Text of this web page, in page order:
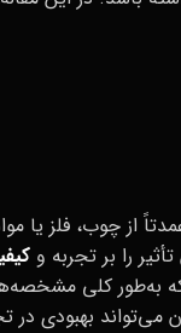
از چوب، فلز
را بر تجربه و
کلی
بهبودی در